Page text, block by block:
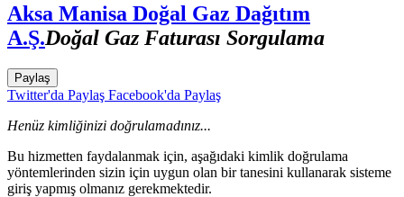
Aksa Manisa Doğal Gaz Dağıtım
A.Ş.Doğal Gaz Faturası Sorgulama
Paylaş
Twitter'da Paylaş Facebook'da Paylaş
Henüz kimliğinizi doğrulamadınız...
Bu hizmetten faydalanmak için, aşağıdaki kimlik doğrulama
yöntemlerinden sizin için uygun olan bir tanesini kullanarak sisteme
giriş yapmış olmanız gerekmektedir.